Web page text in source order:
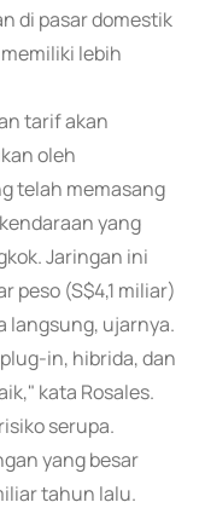
di pasar domestik
lebih
tarif akan
oleh
telah memasang
yang
Jaringan ini
peso (S$4,1 miliar)
langsung, ujarnya.
in, hibrida, dan
kata Rosales.
serupa.
yang besar
tahun lalu.